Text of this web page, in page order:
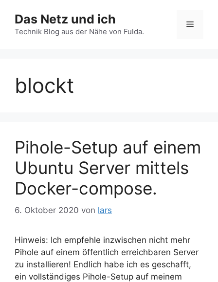
Inhalt
springen
Das Netz und ich
Technik Blog aus der Nähe von Fulda.
Menü
blockt
Pihole-Setup auf einem
Ubuntu Server mittels
Docker-compose.
6. Oktober 2020 von lars
Hinweis: Ich empfehle inzwischen nicht mehr
Pihole auf einem öffentlich erreichbaren Server
zu installieren! Endlich habe ich es geschafft,
ein vollständiges Pihole-Setup auf meinem